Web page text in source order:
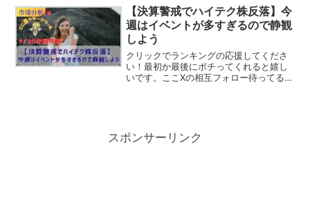
ます。それでは昨日の米国市場を振り返
っていきましょう。リッヒ...
市場分析
【決算警戒でハイテク株反落】今
週はイベントが多すぎるので静観
しよう
クリックでランキングの応援してくださ
い！最初か最後にポチってくれると嬉し
いです。ここXの相互フォロー待ってる
スポンサーリンク